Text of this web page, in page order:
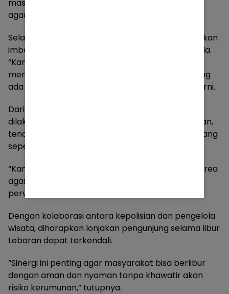
masyarakat, sehingga perlu pengawasan ekstra
agar tidak terjadi kepadatan berlebih,” jelasnya.
Selain pengamanan, petugas juga aktif memberikan
imbauan kepada pengunjung agar tetap waspada.
“Kami mengingatkan pengunjung untuk selalu
mengawasi anak-anak dan mengikuti aturan yang
ada demi keselamatan bersama,” tambah Sumarni.
Dari pihak pengelola, langkah antisipasi juga
dilakukan dengan menambah personel keamanan,
tenaga medis, serta memastikan fasilitas penunjang
seperti ambulans selalu siaga.
“Kami juga mengatur arus pengunjung di dalam area
agar tidak terjadi penumpukan di satu titik,” kata
perwakilan pengelola.
Dengan kolaborasi antara kepolisian dan pengelola
wisata, diharapkan lonjakan pengunjung selama libur
Lebaran dapat terkendali.
“Sinergi ini penting agar masyarakat bisa berlibur
dengan aman dan nyaman tanpa khawatir akan
risiko kerumunan,” tutupnya.